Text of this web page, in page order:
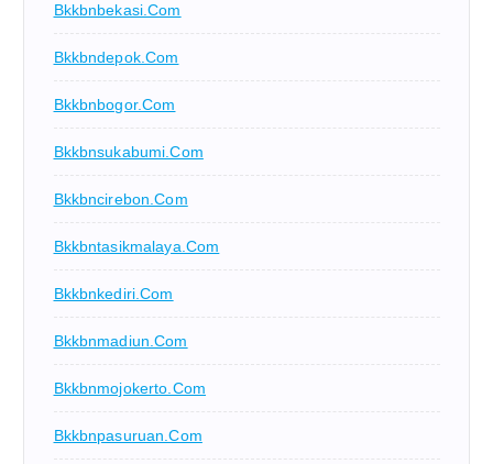
Bkkbnbekasi.com
Bkkbndepok.com
Bkkbnbogor.com
Bkkbnsukabumi.com
Bkkbncirebon.com
Bkkbntasikmalaya.com
Bkkbnkediri.com
Bkkbnmadiun.com
Bkkbnmojokerto.com
Bkkbnpasuruan.com